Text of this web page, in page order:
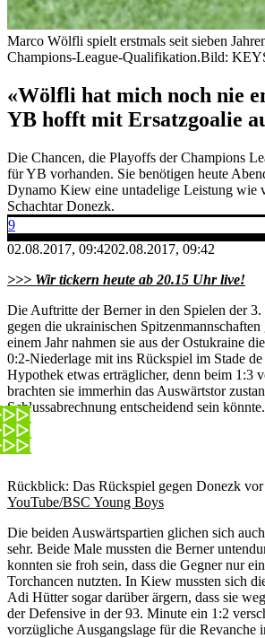
Marco Wölfli spielt erstmals seit sieben
Champions-League-Qualifikation.Bild:
«Wölfli hat mich noch nie
YB hofft mit Ersatzgoalie
Die Chancen, die Playoffs der Champions
für YB vorhanden. Sie benötigen heute
Dynamo Kiew eine untadelige Leistung wie
Schachtar Donezk.
9
02.08.2017, 09:4202.08.2017, 09:42
>>> Wir tickern heute ab 20.15 Uhr live!
Die Auftritte der Berner in den Spielen der
gegen die ukrainischen
einem Jahr nahmen sie aus der Ostukraine
0:2-Niederlage mit ins Rückspiel im Stade
Hypothek etwas erträglicher, denn beim 1:3
brachten sie immerhin das Auswärtstor
Schlussabrechnung entscheidend sein könnte.
Rückblick: Das Rückspiel gegen Donezk vor
YouTube/BSC Young Boys
Die beiden Auswärtspartien glichen sich
sehr. Beide Male mussten die Berner
konnten sie froh sein, dass die Gegner nur
Torchancen nutzten. In Kiew mussten sich
Adi Hütter sogar darüber ärgern, dass sie
der Defensive in der 93. Minute ein 1:2
vorzügliche Ausgangslage für die Revanche